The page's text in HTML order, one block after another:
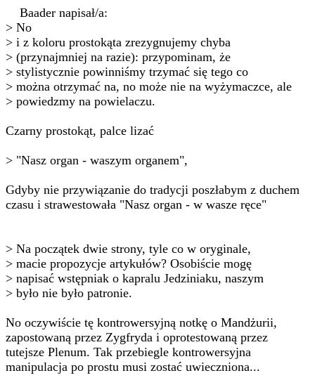
Baader napisał/a:
> No
> i z koloru prostokąta zrezygnujemy chyba
> (przynajmniej na razie): przypominam, że
> stylistycznie powinniśmy trzymać się tego co
> można otrzymać na, no może nie na wyżymaczce, ale
> powiedzmy na powielaczu.
Czarny prostokąt, palce lizać
> "Nasz organ - waszym organem",
Gdyby nie przywiązanie do tradycji poszłabym z duchem
czasu i strawestowała "Nasz organ - w wasze ręce"
> Na początek dwie strony, tyle co w oryginale,
> macie propozycje artykułów? Osobiście mogę
> napisać wstępniak o kapralu Jedziniaku, naszym
> było nie było patronie.
No oczywiście tę kontrowersyjną notkę o Mandżurii,
zapostowaną przez Zygfryda i oprotestowaną przez
tutejsze Plenum. Tak przebiegle kontrowersyjna
manipulacja po prostu musi zostać uwieczniona...